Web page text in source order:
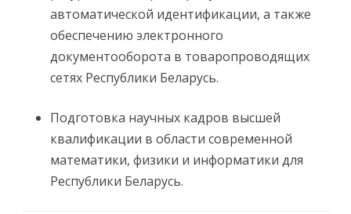
автоматической идентификации, а также
обеспечению электронного
документооборота в товаропроводящих
сетях Республики Беларусь.
Подготовка научных кадров высшей
квалификации в области современной
математики, физики и информатики для
Республики Беларусь.